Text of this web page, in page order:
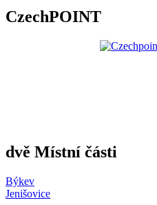
CzechPOINT
dvě Místní části
Býkev
Jenišovice